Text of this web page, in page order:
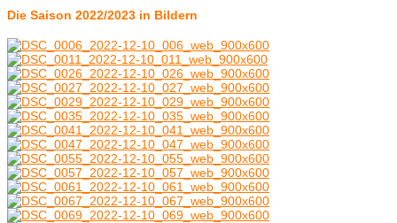
Die Saison 2022/2023 in Bildern